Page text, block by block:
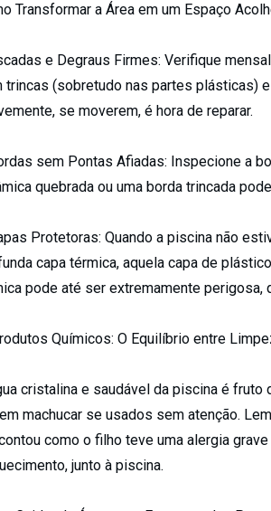
Transformar a Área em um Espaço
e Degraus Firmes: Verifique
trincas (sobretudo nas partes plásticas)
se moverem, é hora de reparar.
sem Pontas Afiadas: Inspecione a
quebrada ou uma borda trincada
Protetoras: Quando a piscina não
capa térmica, aquela capa de
pode até ser extremamente perigosa,
Químicos: O Equilíbrio entre
cristalina e saudável da piscina é
machucar se usados sem atenção.
como o filho teve uma alergia
junto à piscina.